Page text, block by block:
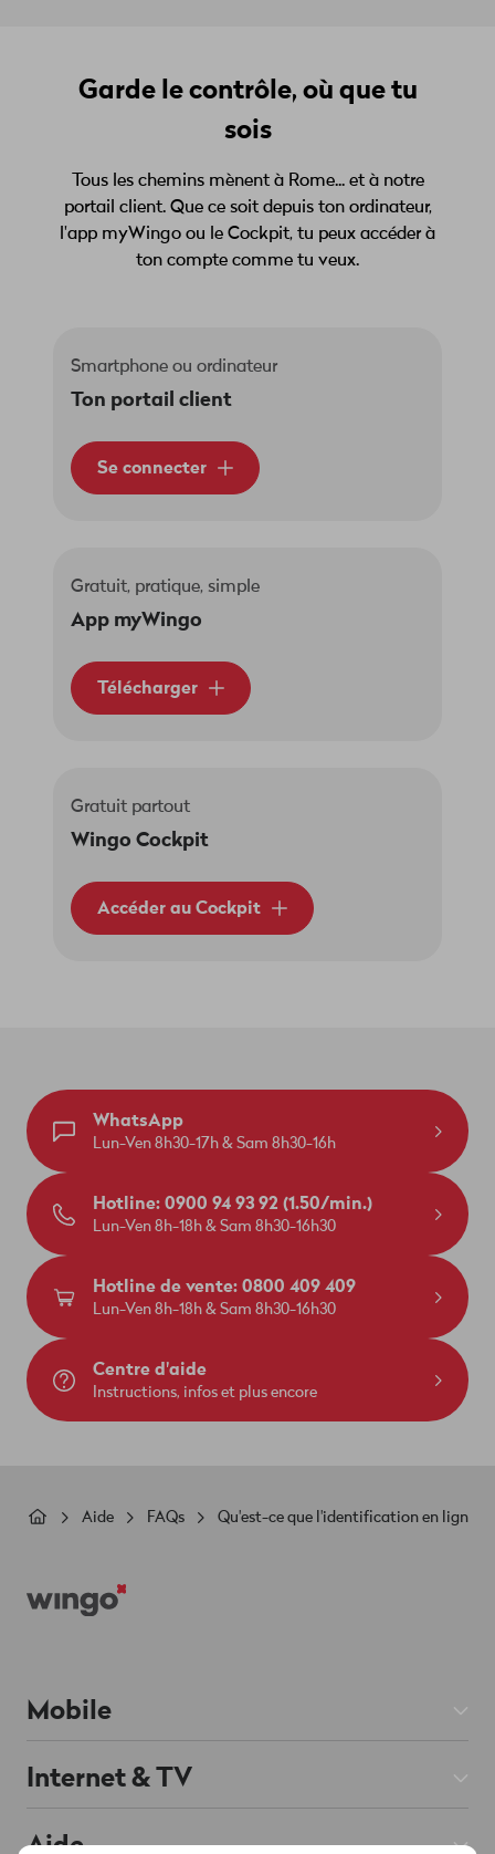
Garde le contrôle, où que tu
sois
Tous les chemins mènent à Rome... et à notre
portail client. Que ce soit depuis ton ordinateur,
l'app myWingo ou le Cockpit, tu peux accéder à
ton compte comme tu veux.
Smartphone ou ordinateur
Ton portail client
Se connecter
Gratuit, pratique, simple
App myWingo
Télécharger
Gratuit partout
Wingo Cockpit
Accéder au Cockpit
WhatsApp
Lun-Ven 8h30-17h & Sam 8h30-16h
Hotline: 0900 94 93 92 (1.50/min.)
Lun-Ven 8h-18h & Sam 8h30-16h30
Hotline de vente: 0800 409 409
Lun-Ven 8h-18h & Sam 8h30-16h30
Centre d'aide
Instructions, infos et plus encore
Fil
Aide FAQs Qu'est-ce que l'identification en ligne
Mobile
Abos Mobile
Prepaid
Internet & TV
Abos Internet
Aide